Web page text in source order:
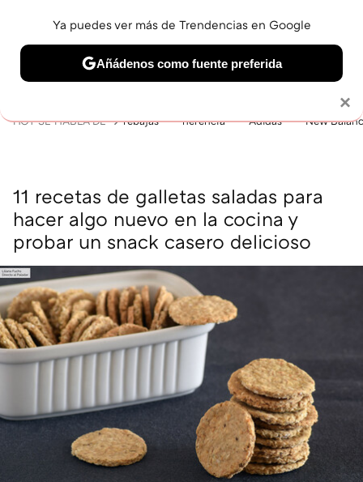
BELLEZA SHOPPING VIAJES GASTRO SNEAKERS
HOY SE HABLA DE rebajas herencia Adidas New
11 recetas de galletas saladas para
hacer algo nuevo en la cocina y
probar un snack casero delicioso
×
Ya puedes ver más de Trendencias en Google
Añádenos como fuente preferida